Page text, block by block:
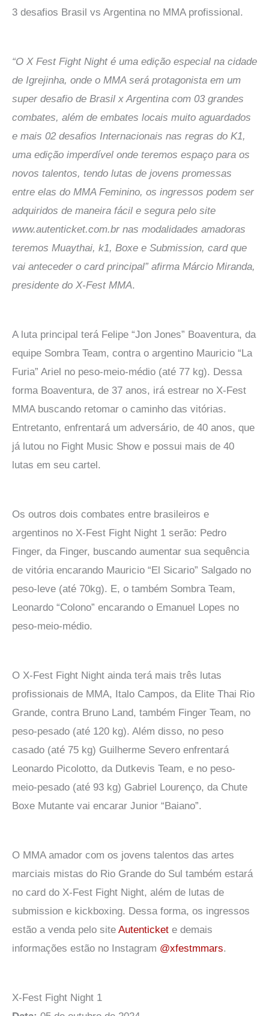
3 desafios Brasil vs Argentina no MMA profissional.
“O X Fest Fight Night é uma edição especial na cidade
de Igrejinha, onde o MMA será protagonista em um
super desafio de Brasil x Argentina com 03 grandes
combates, além de embates locais muito aguardados
e mais 02 desafios Internacionais nas regras do K1,
uma edição imperdível onde teremos espaço para os
novos talentos, tendo lutas de jovens promessas
entre elas do MMA Feminino, os ingressos podem ser
adquiridos de maneira fácil e segura pelo site
www.autenticket.com.br nas modalidades amadoras
teremos Muaythai, k1, Boxe e Submission, card que
vai anteceder o card principal” afirma Márcio Miranda,
presidente do X-Fest MMA.
A luta principal terá Felipe “Jon Jones” Boaventura, da
equipe Sombra Team, contra o argentino Mauricio “La
Furia” Ariel no peso-meio-médio (até 77 kg). Dessa
forma Boaventura, de 37 anos, irá estrear no X-Fest
MMA buscando retomar o caminho das vitórias.
Entretanto, enfrentará um adversário, de 40 anos, que
já lutou no Fight Music Show e possui mais de 40
lutas em seu cartel.
Os outros dois combates entre brasileiros e
argentinos no X-Fest Fight Night 1 serão: Pedro
Finger, da Finger, buscando aumentar sua sequência
de vitória encarando Mauricio “El Sicario” Salgado no
peso-leve (até 70kg). E, o também Sombra Team,
Leonardo “Colono” encarando o Emanuel Lopes no
peso-meio-médio.
O X-Fest Fight Night ainda terá mais três lutas
profissionais de MMA, Italo Campos, da Elite Thai Rio
Grande, contra Bruno Land, também Finger Team, no
peso-pesado (até 120 kg). Além disso, no peso
casado (até 75 kg) Guilherme Severo enfrentará
Leonardo Picolotto, da Dutkevis Team, e no peso-
meio-pesado (até 93 kg) Gabriel Lourenço, da Chute
Boxe Mutante vai encarar Junior “Baiano”.
O MMA amador com os jovens talentos das artes
marciais mistas do Rio Grande do Sul também estará
no card do X-Fest Fight Night, além de lutas de
submission e kickboxing. Dessa forma, os ingressos
estão a venda pelo site Autenticket e demais
informações estão no Instagram @xfestmmars.
X-Fest Fight Night 1